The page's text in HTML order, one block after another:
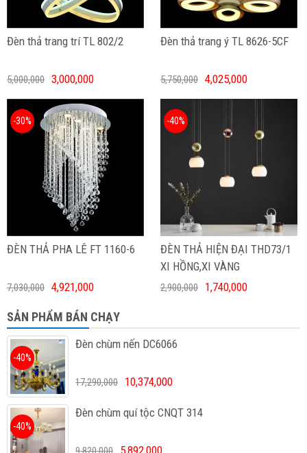
Đèn thả trang trí TL 802/2
5,000,000 3,000,000
Đèn thả trang ý TL 8626-5CF
5,750,000 4,025,000
ĐÈN THẢ PHA LÊ FT 1160-6
-30%
7,030,000 4,921,000
ĐÈN THẢ HIỆN ĐẠI THD73/1
XI HỒNG,XI VÀNG
-40%
2,900,000 1,740,000
SẢN PHẨM BÁN CHẠY
Đèn chùm nến DC6066
-40%
17,290,000 10,374,000
Đèn chùm quí tộc CNQT 314
-40%